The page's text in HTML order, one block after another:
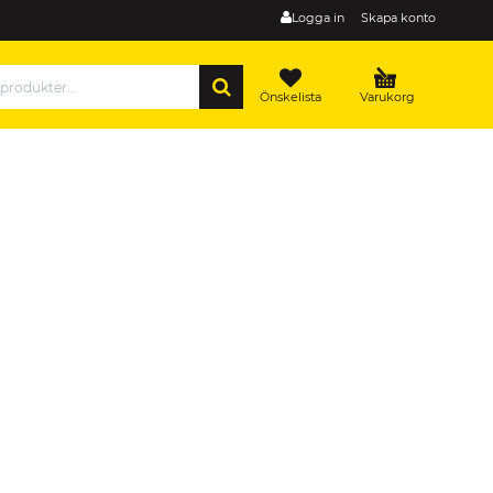
Logga in Skapa konto
Varukorg
Önskelista